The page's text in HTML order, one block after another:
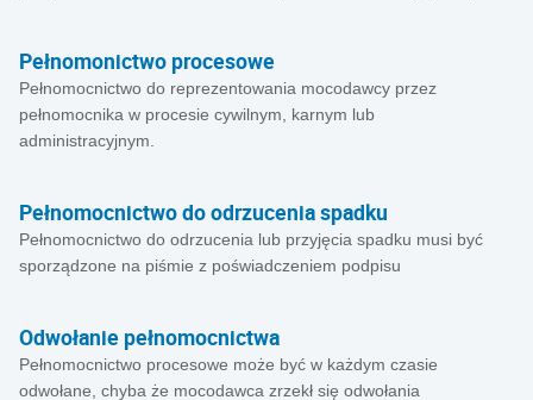
Pełnomonictwo procesowe
Pełnomocnictwo do reprezentowania mocodawcy przez
pełnomocnika w procesie cywilnym, karnym lub
administracyjnym.
Pełnomocnictwo do odrzucenia spadku
Pełnomocnictwo do odrzucenia lub przyjęcia spadku musi być
sporządzone na piśmie z poświadczeniem podpisu
Odwołanie pełnomocnictwa
Pełnomocnictwo procesowe może być w każdym czasie
odwołane, chyba że mocodawca zrzekł się odwołania